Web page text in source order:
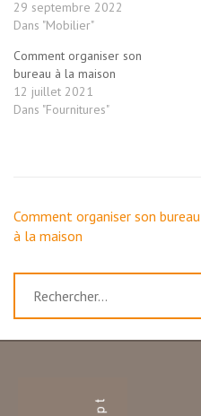
29 septembre 2022
Dans "Mobilier"
Comment organiser son
bureau à la maison
12 juillet 2021
Dans "Fournitures"
Comment organiser son bureau
à la maison